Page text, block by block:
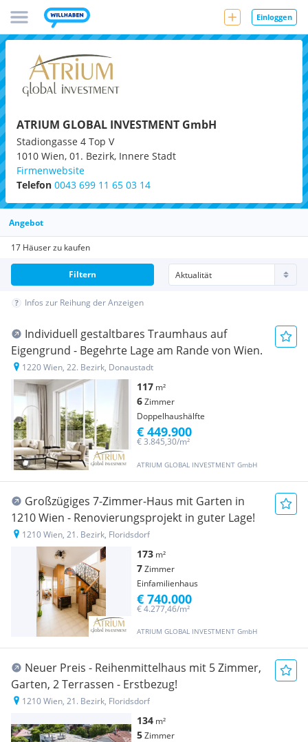
Einloggen
ATRIUM GLOBAL INVESTMENT GmbH
Stadiongasse 4 Top V
1010 Wien, 01. Bezirk, Innere Stadt
Firmenwebsite
Telefon 0043 699 11 65 03 14
Angebot
17 Häuser zu kaufen
Filtern
Infos zur Reihung der Anzeigen
Individuell gestaltbares Traumhaus auf
Eigengrund - Begehrte Lage am Rande von Wien.
1220 Wien, 22. Bezirk, Donaustadt
117 m²
6Zimmer
Doppelhaushälfte
ATRIUM GLOBAL INVESTMENT GmbH
€ 3.845,30/m²
€ 449.900
Großzügiges 7-Zimmer-Haus mit Garten in
1210 Wien - Renovierungsprojekt in guter Lage!
1210 Wien, 21. Bezirk, Floridsdorf
173 m²
7Zimmer
Einfamilienhaus
ATRIUM GLOBAL INVESTMENT GmbH
€ 4.277,46/m²
€ 740.000
Neuer Preis - Reihenmittelhaus mit 5 Zimmer,
Garten, 2 Terrassen - Erstbezug!
1210 Wien, 21. Bezirk, Floridsdorf
134 m²
5Zimmer